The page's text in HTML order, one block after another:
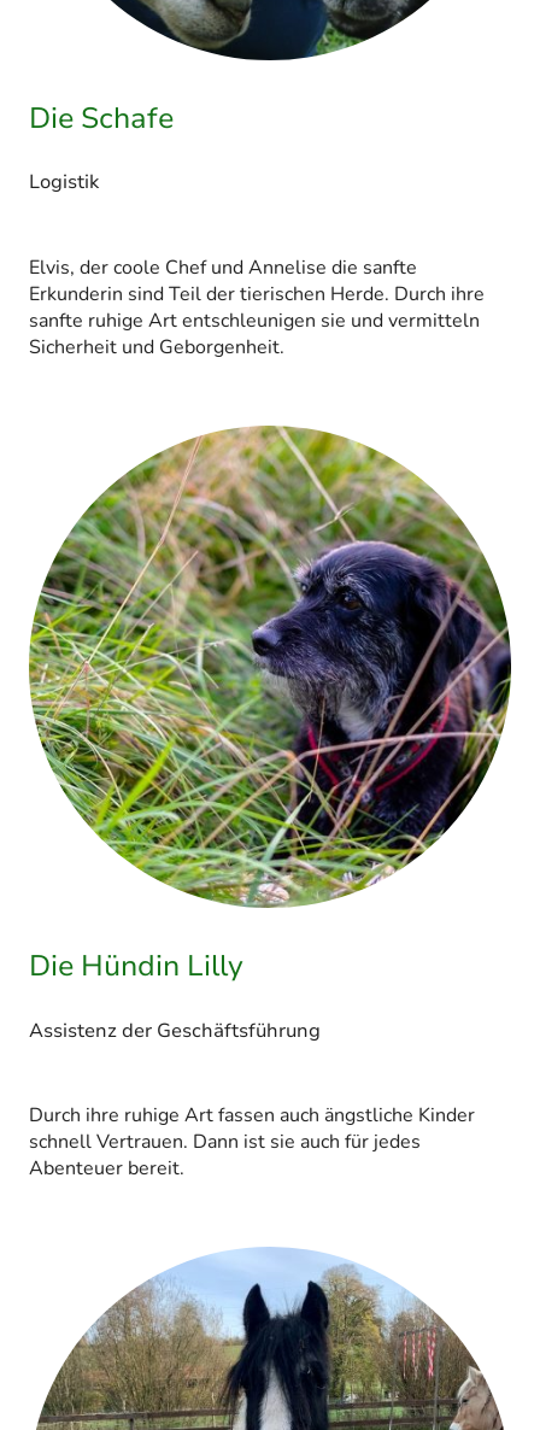
Die Schafe
Logistik
Elvis, der coole Chef und Annelise die sanfte
Erkunderin sind Teil der tierischen Herde. Durch ihre
sanfte ruhige Art entschleunigen sie und vermitteln
Sicherheit und Geborgenheit.
Die Hündin Lilly
Assistenz der Geschäftsführung
Durch ihre ruhige Art fassen auch ängstliche Kinder
schnell Vertrauen. Dann ist sie auch für jedes
Abenteuer bereit.